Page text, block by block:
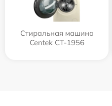
Стиральная машина
Centek CT-1956